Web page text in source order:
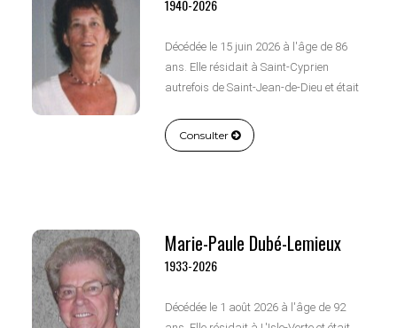
1940-2026
Décédée le 15 juin 2026 à l'âge de 86
ans. Elle résidait à Saint-Cyprien
autrefois de Saint-Jean-de-Dieu et était
Monsieur Normand Dumont, fille de feu
Monsieur Joseph-Philippe Bérubé et de
Consulter
Marie-Paule Dubé-Lemieux
1933-2026
Décédée le 1 août 2026 à l'âge de 92